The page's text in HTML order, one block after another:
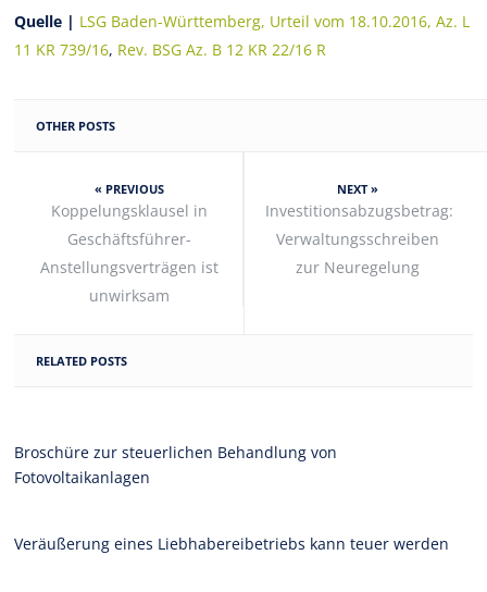
Quelle | LSG Baden-Württemberg, Urteil vom 18.10.2016, Az. L
11 KR 739/16, Rev. BSG Az. B 12 KR 22/16 R
OTHER POSTS
« PREVIOUS
Koppelungsklausel in
Geschäftsführer-
Anstellungsverträgen ist
unwirksam
NEXT »
Investitionsabzugsbetrag:
Verwaltungsschreiben
zur Neuregelung
RELATED POSTS
Broschüre zur steuerlichen Behandlung von
Fotovoltaikanlagen
Veräußerung eines Liebhabereibetriebs kann teuer werden